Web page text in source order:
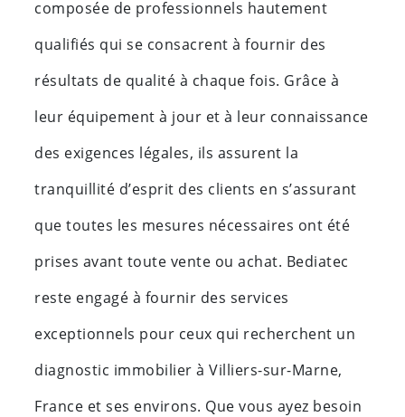
composée de professionnels hautement
qualifiés qui se consacrent à fournir des
résultats de qualité à chaque fois. Grâce à
leur équipement à jour et à leur connaissance
des exigences légales, ils assurent la
tranquillité d’esprit des clients en s’assurant
que toutes les mesures nécessaires ont été
prises avant toute vente ou achat. Bediatec
reste engagé à fournir des services
exceptionnels pour ceux qui recherchent un
diagnostic immobilier à Villiers-sur-Marne,
France et ses environs. Que vous ayez besoin